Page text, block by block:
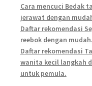
Cara mencuci Bedak
jerawat dengan
Daftar rekomendasi
reebok dengan mudah.
Daftar rekomendasi
wanita kecil langkah
untuk pemula.